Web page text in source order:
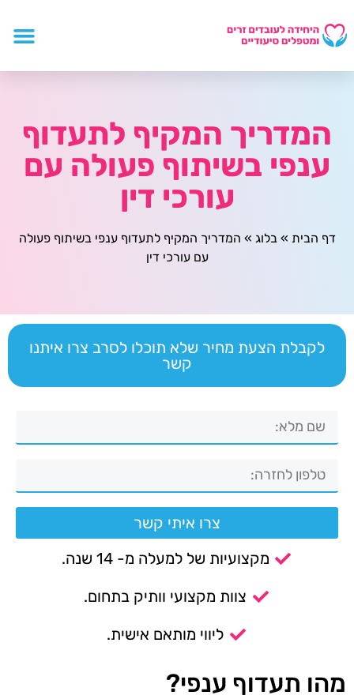
המדריך המקיף לתעדוף
ענפי בשיתוף פעולה עם
עורכי דין
דף הבית »בלוג » המדריך המקיף לתעדוף ענפי בשיתוף פעולה
עם עורכי דין
לקבלת הצעת מחיר שלא תוכלו לסרב צרו איתנו
קשר
צרו איתי קשר
מקצועיות של למעלה מ- 14 שנה.
צוות מקצועי וותיק בתחום.
ליווי מותאם אישית.
מהו תעדוף ענפי?